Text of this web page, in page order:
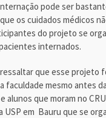
pode ser
os cuidados médicos
do projeto se
internados.
que esse projeto
faculdade mesmo antes
alunos que moram no
USP em Bauru que se